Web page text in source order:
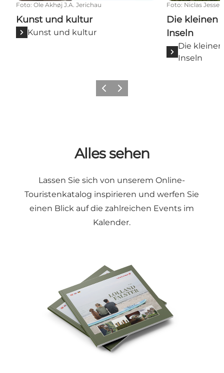
Foto: Ole Akhøj J.A. Jerichau
Kunst und kultur
Kunst und kultur
Foto: Niclas Jessen
Die kleinen
Inseln
Die
Inseln
ZurückWeiter
Alles sehen
Lassen Sie sich von unseremOnline-
Touristenkatalog inspirieren und werfen Sie
einen Blick auf die zahlreichen Events im
Kalender.